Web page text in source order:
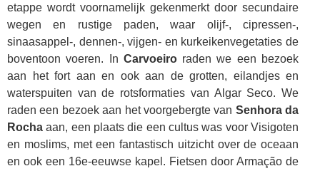
etappe wordt voornamelijk gekenmerkt door secundaire
wegen en rustige paden, waar olijf-, cipressen-,
sinaasappel-, dennen-, vijgen- en kurkeikenvegetaties de
boventoon voeren. In Carvoeiroraden we een bezoek
aan het fort aan en ook aan de grotten, eilandjes en
waterspuiten van de rotsformaties van Algar Seco. We
raden een bezoek aan het voorgebergte van Senhora da
Rocha aan, een plaats die een cultus was voor Visigoten
en moslims, met een fantastisch uitzicht over de oceaan
en ook een 16e-eeuwse kapel. Fietsen door Armação de